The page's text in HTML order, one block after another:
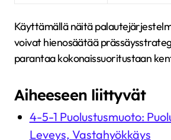
Käyttämällä näitä
voivat hienosäätää
parantaa kokonaissuoritustaan
Aiheeseen liittyvät
4-5-1 Puolustusmuoto:
Leveys, Vastahyökkäys